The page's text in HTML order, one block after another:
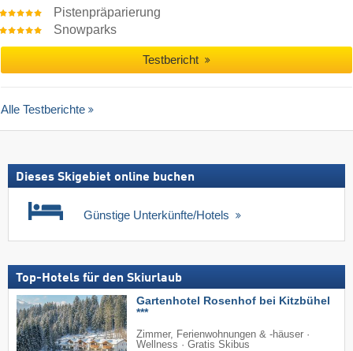
Pistenpräparierung
Snowparks
Testbericht
Alle Testberichte
Dieses Skigebiet online buchen
Günstige Unterkünfte/Hotels
Top-Hotels für den Skiurlaub
Gartenhotel Rosenhof bei Kitzbühel
***
Zimmer, Ferienwohnungen & -häuser ·
Wellness · Gratis Skibus